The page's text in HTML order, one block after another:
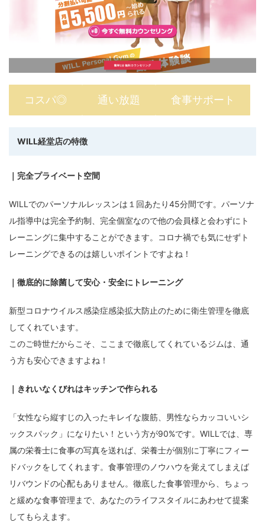
コスパ◎ 通い放題 食事サポート
WILL経堂店の特徴
｜完全プライベート空間
WILLでのパーソナルレッスンは１回あたり45分間です。パーソナ
ル指導中は完全予約制、完全個室なので他の会員様と会わずにト
レーニングに集中することができます。コロナ禍でも気にせずト
レーニングできるのは嬉しいポイントですよね！
｜徹底的に除菌して安心・安全にトレーニング
新型コロナウイルス感染症感染拡大防止のために衛生管理を徹底
してくれています。
このご時世だからこそ、ここまで徹底してくれているジムは、通
う方も安心できますよね！
｜きれいなくびれはキッチンで作られる
「女性なら縦すじの入ったキレイな腹筋、男性ならカッコいいシ
ックスパック」になりたい！という方が90%です。WILLでは、専
属の栄養士に食事の写真を送れば、栄養士が個別に丁寧にフィー
ドバックをしてくれます。食事管理のノウハウを覚えてしまえば
リバウンドの心配もありません。徹底した食事管理から、ちょっ
と緩めな食事管理まで、あなたのライフスタイルにあわせて提案
してもらえます。